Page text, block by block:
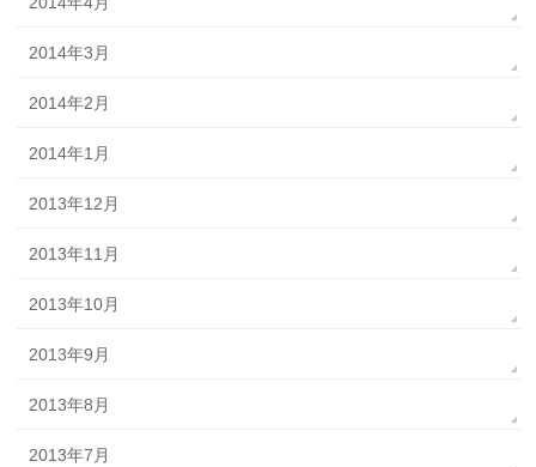
2014年3月
2014年2月
2014年1月
2013年12月
2013年11月
2013年10月
2013年9月
2013年8月
2013年7月